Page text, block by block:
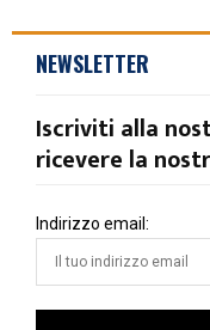
NEWSLETTER
Iscriviti alla
ricevere la
Indirizzo email: